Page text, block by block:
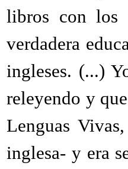
libros con los
verdadera
ingleses. (...)
releyendo y
Lenguas
inglesa- y era